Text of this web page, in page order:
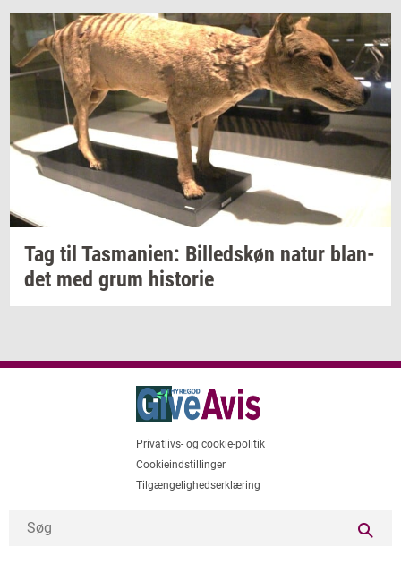
Tag til Tas­ma­ni­en: Bil­leds­køn natur blan­
det med grum hi­sto­rie
Privatlivs- og cookie-politik
Cookieindstillinger
Tilgængelighedserklæring